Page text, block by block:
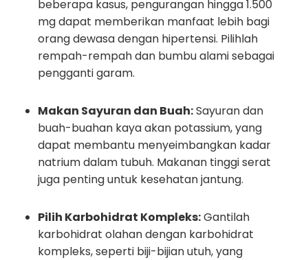
beberapa kasus, pengurangan hingga 1.500
mg dapat memberikan manfaat lebih bagi
orang dewasa dengan hipertensi. Pilihlah
rempah-rempah dan bumbu alami sebagai
pengganti garam.
Makan Sayuran dan Buah:Sayuran dan
buah-buahan kaya akan potassium, yang
dapat membantu menyeimbangkan kadar
natrium dalam tubuh. Makanan tinggi serat
juga penting untuk kesehatan jantung.
Pilih Karbohidrat Kompleks:Gantilah
karbohidrat olahan dengan karbohidrat
kompleks, seperti biji-bijian utuh, yang